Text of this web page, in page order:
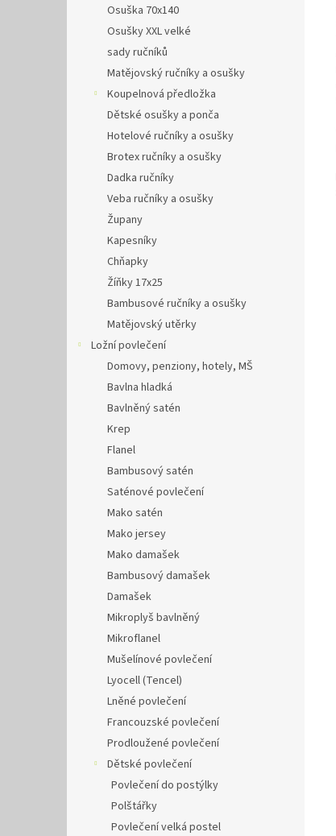
Osuška 70x140
Osušky XXL velké
sady ručníků
Matějovský ručníky a osušky
Koupelnová předložka
Dětské osušky a ponča
Hotelové ručníky a osušky
Brotex ručníky a osušky
Dadka ručníky
Veba ručníky a osušky
Župany
Kapesníky
Chňapky
Žíňky 17x25
Bambusové ručníky a osušky
Matějovský utěrky
Ložní povlečení
Domovy, penziony, hotely, MŠ
Bavlna hladká
Bavlněný satén
Krep
Flanel
Bambusový satén
Saténové povlečení
Mako satén
Mako jersey
Mako damašek
Bambusový damašek
Damašek
Mikroplyš bavlněný
Mikroflanel
Mušelínové povlečení
Lyocell (Tencel)
Lněné povlečení
Francouzské povlečení
Prodloužené povlečení
Dětské povlečení
Povlečení do postýlky
Polštářky
Povlečení velká postel